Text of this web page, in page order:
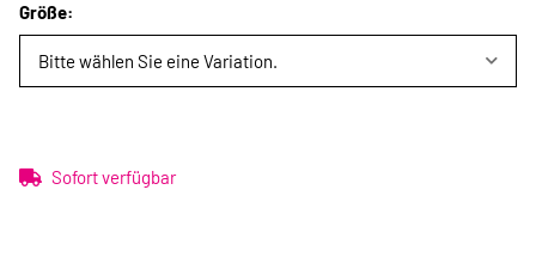
Größe:
Bitte wählen Sie eine Variation.
Sofort verfügbar